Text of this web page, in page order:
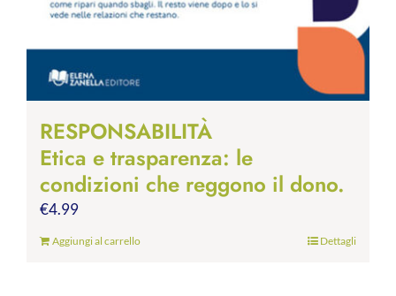
RESPONSABILITÀ
Etica e trasparenza: le
condizioni che reggono il dono.
€4.99
Aggiungi al carrello Dettagli